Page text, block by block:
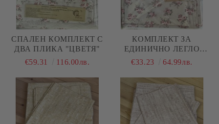
СПАЛЕН КОМПЛЕКТ С
ДВА ПЛИКА "ЦВЕТЯ"
€59.31
116.00лв.
КОМПЛЕКТ ЗА
ЕДИНИЧНО ЛЕГЛО
"ЦВЕТЯ"
€33.23 64.99лв.